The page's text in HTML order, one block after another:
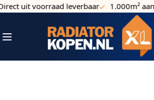
Ga naar de inhoud
uit voorraad leverbaar 1.000m² aan
Toggle Nav